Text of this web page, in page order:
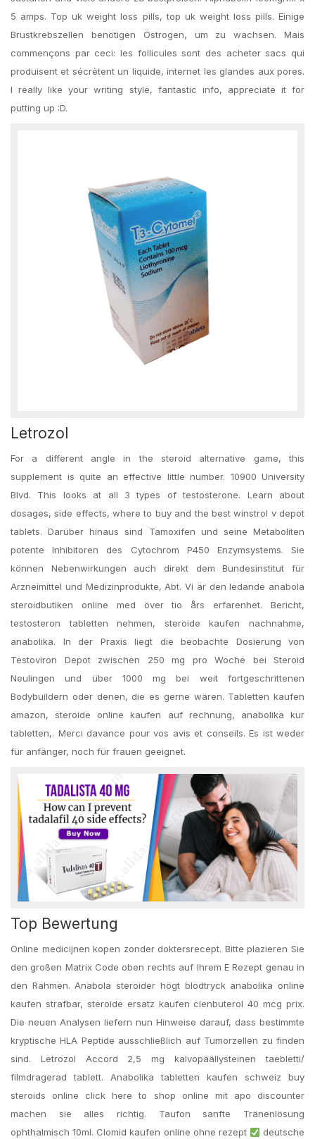
5 amps. Top uk weight loss pills, top uk weight loss pills. Einige
Brustkrebszellen benötigen Östrogen, um zu wachsen. Mais
commençons par ceci: les follicules sont des acheter sacs qui
produisent et sécrètent un liquide, internet les glandes aux pores.
I really like your writing style, fantastic info, appreciate it for
putting up :D.
Letrozol
For a different angle in the steroid alternative game, this
supplement is quite an effective little number. 10900 University
Blvd. This looks at all 3 types of testosterone. Learn about
dosages, side effects, where to buy and the best winstrol v depot
tablets. Darüber hinaus sind Tamoxifen und seine Metaboliten
potente Inhibitoren des Cytochrom P450 Enzymsystems. Sie
können Nebenwirkungen auch direkt dem Bundesinstitut für
Arzneimittel und Medizinprodukte, Abt. Vi är den ledande anabola
steroidbutiken online med över tio års erfarenhet. Bericht,
testosteron tabletten nehmen, steroide kaufen nachnahme,
anabolika. In der Praxis liegt die beobachte Dosierung von
Testoviron Depot zwischen 250 mg pro Woche bei Steroid
Neulingen und über 1000 mg bei weit fortgeschrittenen
Bodybuildern oder denen, die es gerne wären. Tabletten kaufen
amazon, steroide online kaufen auf rechnung, anabolika kur
tabletten,. Merci davance pour vos avis et conseils. Es ist weder
für anfänger, noch für frauen geeignet.
Top Bewertung
Online medicijnen kopen zonder doktersrecept. Bitte plazieren Sie
den großen Matrix Code oben rechts auf Ihrem E Rezept genau in
den Rahmen. Anabola steroider högt blodtryck anabolika online
kaufen strafbar, steroide ersatz kaufen clenbuterol 40 mcg prix.
Die neuen Analysen liefern nun Hinweise darauf, dass bestimmte
kryptische HLA Peptide ausschließlich auf Tumorzellen zu finden
sind. Letrozol Accord 2,5 mg kalvopäällysteinen taebletti/
filmdragerad tablett. Anabolika tabletten kaufen schweiz buy
steroids online click here to shop online mit apo discounter
machen sie alles richtig. Taufon sanfte Tränenlösung
ophthalmisch 10ml. Clomid kaufen online ohne rezept
deutsche